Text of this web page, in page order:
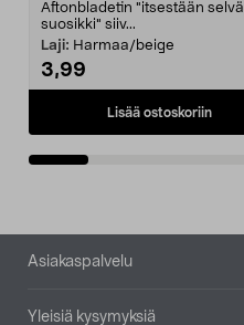
Aftonbladetin "itsestään selvä
suosikki" siiv...
Laji: Harmaa/beige
3,99
Lisää ostoskoriin
Alatunniste
Asiakaspalvelu
Yleisiä kysymyksiä